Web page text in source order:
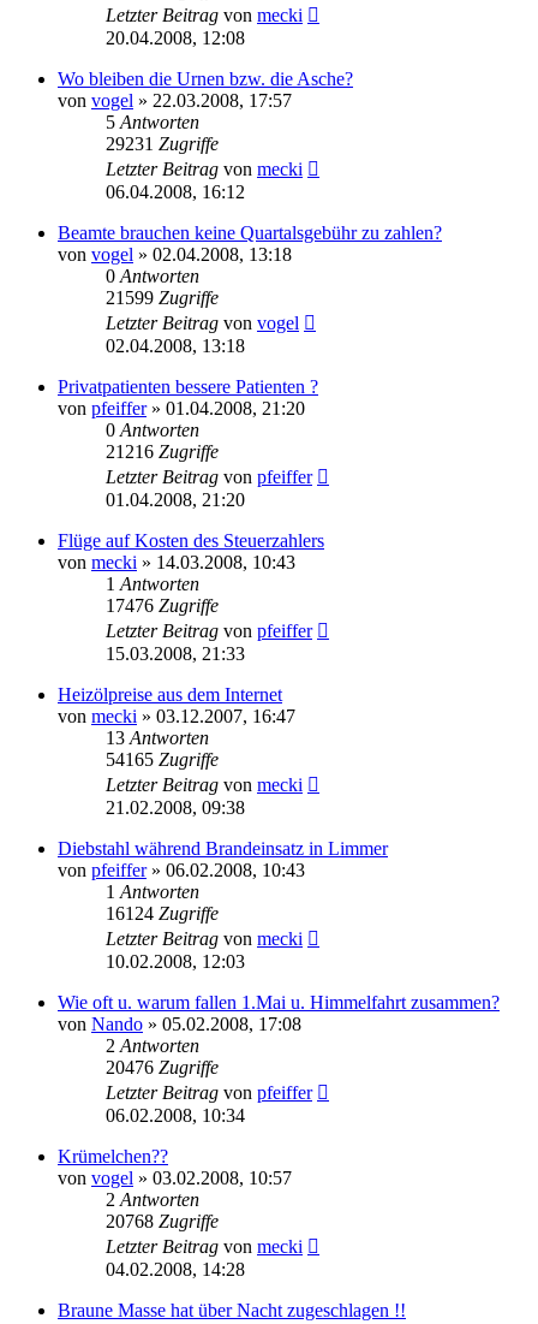
Letzter Beitrag von mecki
20.04.2008, 12:08
Wo bleiben die Urnen bzw. die Asche?
von vogel » 22.03.2008, 17:57
5 Antworten
29231 Zugriffe
Letzter Beitrag von mecki
06.04.2008, 16:12
Beamte brauchen keine Quartalsgebühr zu zahlen?
von vogel » 02.04.2008, 13:18
0 Antworten
21599 Zugriffe
Letzter Beitrag von vogel
02.04.2008, 13:18
Privatpatienten bessere Patienten ?
von pfeiffer» 01.04.2008, 21:20
0 Antworten
21216 Zugriffe
Letzter Beitrag von pfeiffer
01.04.2008, 21:20
Flüge auf Kosten des Steuerzahlers
von mecki » 14.03.2008, 10:43
1 Antworten
17476 Zugriffe
Letzter Beitrag von pfeiffer
15.03.2008, 21:33
Heizölpreise aus dem Internet
von mecki » 03.12.2007, 16:47
13 Antworten
54165 Zugriffe
Letzter Beitrag von mecki
21.02.2008, 09:38
Diebstahl während Brandeinsatz in Limmer
von pfeiffer» 06.02.2008, 10:43
1 Antworten
16124 Zugriffe
Letzter Beitrag von mecki
10.02.2008, 12:03
Wie oft u. warum fallen 1.Mai u. Himmelfahrt zusammen?
von Nando » 05.02.2008, 17:08
2 Antworten
20476 Zugriffe
Letzter Beitrag von pfeiffer
06.02.2008, 10:34
Krümelchen??
von vogel » 03.02.2008, 10:57
2 Antworten
20768 Zugriffe
Letzter Beitrag von mecki
04.02.2008, 14:28
Braune Masse hat über Nacht zugeschlagen !!